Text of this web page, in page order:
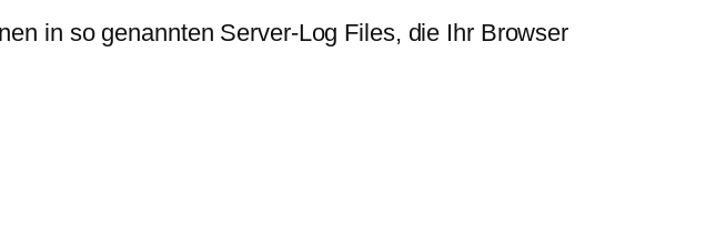
in so genannten Server-Log Files, die Ihr Browser